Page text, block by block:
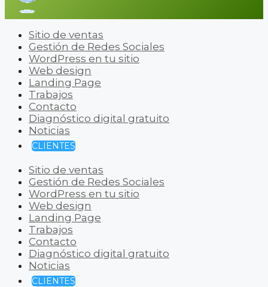
Sitio de ventas
Gestión de Redes Sociales
WordPress en tu sitio
Web design
Landing Page
Trabajos
Contacto
Diagnóstico digital gratuito
Noticias
CLIENTES
Sitio de ventas
Gestión de Redes Sociales
WordPress en tu sitio
Web design
Landing Page
Trabajos
Contacto
Diagnóstico digital gratuito
Noticias
CLIENTES